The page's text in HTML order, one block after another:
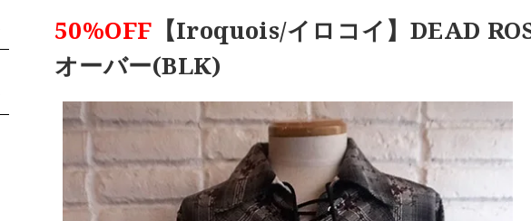
50%OFF 【Iroquois/イロコイ】DEAD
オーバー(BLK)